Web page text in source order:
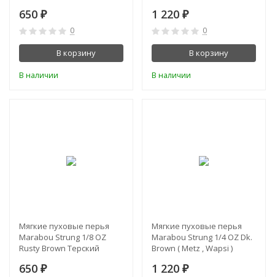
650 ₽
0
В корзину
В наличии
1 220 ₽
0
В корзину
В наличии
Мягкие пуховые перья
Marabou Strung 1/8 OZ
Rusty Brown Терский
650 ₽
Мягкие пуховые перья
Marabou Strung 1/4 OZ Dk.
Brown ( Metz , Wapsi )
1 220 ₽